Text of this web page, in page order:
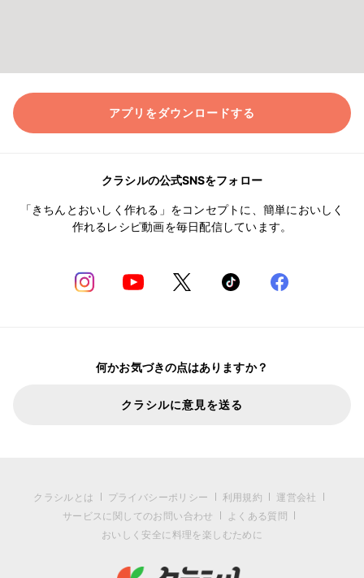
アプリをダウンロードする
クラシルの公式SNSをフォロー
「きちんとおいしく作れる」をコンセプトに、簡単においしく
作れるレシピ動画を毎日配信しています。
何かお気づきの点はありますか？
クラシルに意見を送る
クラシルとは プライバシーポリシー 利用規約
運営会社
サービスに関してのお問い合わせ
よくある質問
おいしく安全に料理を楽しむために